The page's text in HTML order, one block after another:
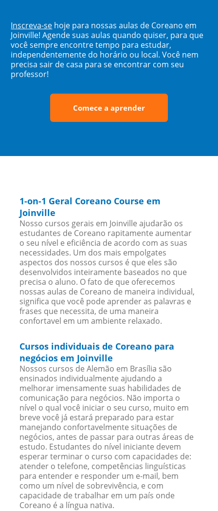
Inscreva-se hoje para nossas aulas de Coreano em
Joinville! Agende suas aulas quando quiser, para que
você sempre encontre tempo para estudar,
independentemente do horário ou local. Você nem
precisa sair de casa para se encontrar com seu
professor!
Comece a aprender
1-on-1 Geral Coreano Course em
Joinville
Nosso cursos gerais em Joinville ajudarão os
estudantes de Coreano rapitamente aumentar
o seu nível e eficiência de acordo com as suas
necessidades. Um dos mais empolgates
aspectos dos nossos cursos é que eles são
desenvolvidos inteiramente baseados no que
precisa o aluno. O fato de que oferecemos
nossas aulas de Coreano de maneira individual,
significa que você pode aprender as palavras e
frases que necessita, de uma maneira
confortavel em um ambiente relaxado.
Cursos individuais de Coreano para
negócios em Joinville
Nossos cursos de Alemão em Brasília são
ensinados individualmente ajudando a
melhorar imensamente suas habilidades de
comunicação para negócios. Não importa o
nível o qual você iniciar o seu curso, muito em
breve você já estará preparado para estar
manejando confortavelmente situações de
negócios, antes de passar para outras áreas de
estudo. Estudantes do nível iniciante devem
esperar terminar o curso com capacidades de:
atender o telefone, competências linguísticas
para entender e responder um e-mail, bem
como um nível de sobrevivência, e com
capacidade de trabalhar em um país onde
Coreano é a língua nativa.